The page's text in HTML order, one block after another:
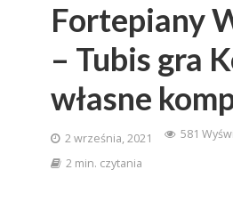
Fortepiany
– Tubis gra
własne
2 września, 2021
581
2 min. czytania